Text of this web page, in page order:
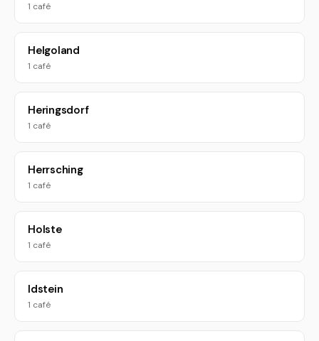
1 café
Helgoland
1 café
Heringsdorf
1 café
Herrsching
1 café
Holste
1 café
Idstein
1 café